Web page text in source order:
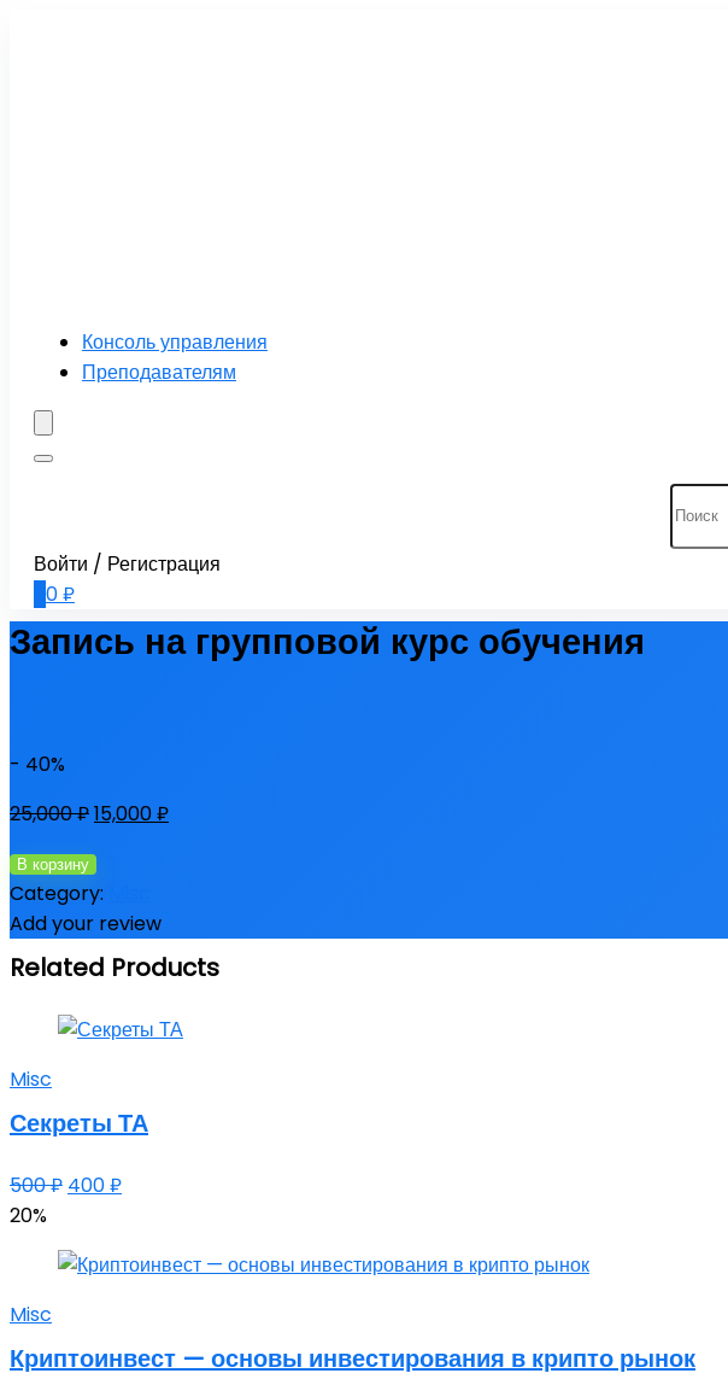
Консоль управления
Преподавателям
Войти / Регистрация
0₽
Запись на групповой курс обучения
- 40%
25,000₽15,000₽
Количество
товара
Запись
на
групповой
обучения
В корзину
Category:
Add your review
Related Products
Misc
Секреты ТА
500₽ 400₽
20%
Misc
Криптоинвест — основы инвестирования в крипто рынок